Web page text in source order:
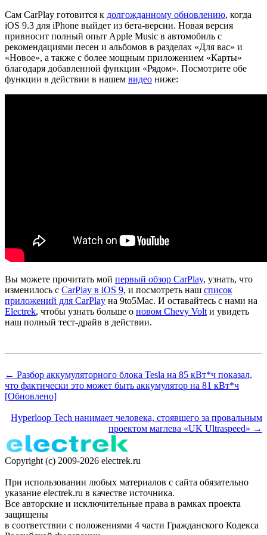
Сам CarPlay готовится к долгожданному обновлению, когда
iOS 9.3 для iPhone выйдет из бета-версии. Новая версия
привносит полный опыт Apple Music в автомобиль с
рекомендациями песен и альбомов в разделах «Для вас» и
«Новое», а также с более мощным приложением «Карты»
благодаря добавленной функции «Рядом». Посмотрите обе
функции в действии в нашем видео ниже:
Вы можете прочитать мой первый обзор CarPlay, узнать, что
изменилось с CarPlay в iOS 9, и посмотреть наш список
приложений для CarPlay на 9to5Mac. И оставайтесь с нами на
Electrek, чтобы узнать больше о новом Chevy Voltи увидеть
наш полный тест-драйв в действии.
← Разбор аккумуляторного блока Tesla на 85 кВт*ч показал,
что фактически это может быть аккумулятор на 81 кВт*ч
[Обновлено]
Hyperloop Tech нанимает человека, стоявшего за провальным
проектом маглева «UK Ultraspeed» →
Copyright (c) 2009-2026 electrek.ru
При использовании любых материалов с сайта обязательно
указание electrek.ru в качестве источника.
Все авторские и исключительные права в рамках проекта
защищены
в соответствии с положениями 4 части Гражданского Кодекса